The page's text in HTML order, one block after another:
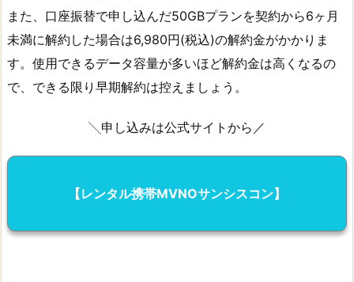
また、口座振替で申し込んだ50GBプランを契約から6ヶ月
未満に解約した場合は6,980円(税込)の解約金がかかりま
す。使用できるデータ容量が多いほど解約金は高くなるの
で、できる限り早期解約は控えましょう。
╲申し込みは公式サイトから／
【レンタル携帯MVNOサンシスコン】